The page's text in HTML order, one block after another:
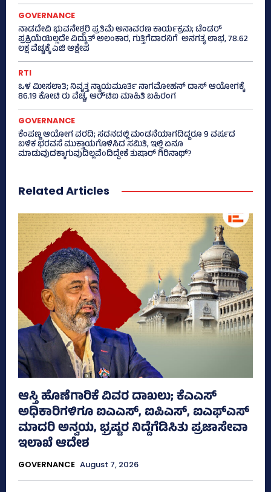
GOVERNANCE
ನಾಡದೇವಿ ಭುವನೇಶ್ವರಿ ಪ್ರತಿಮೆ ಅನಾವರಣ ಕಾರ್ಯಕ್ರಮ; ಟೆಂಡರ್
ಪ್ರಕ್ರಿಯೆಯಿಲ್ಲದೇ ವಿದ್ಯುತ್‌ ಅಲಂಕಾರ, ಗುತ್ತಿಗೆದಾರನಿಗೆ ಅನಗತ್ಯ ಲಾಭ, 78.62
ಲಕ್ಷ ವೆಚ್ಚಕ್ಕೆ ಎಜಿ ಆಕ್ಷೇಪ
RTI
ಒಳ ಮೀಸಲಾತಿ; ನಿವೃತ್ತ ನ್ಯಾಯಮೂರ್ತಿ ನಾಗಮೋಹನ್ ದಾಸ್ ಆಯೋಗಕ್ಕೆ
86.19 ಕೋಟಿ ರು ವೆಚ್ಚ, ಆರ್‍‌ಟಿಐ ಮಾಹಿತಿ ಬಹಿರಂಗ
GOVERNANCE
ಕೆಂಪಣ್ಣ ಆಯೋಗ ವರದಿ; ಸದನದಲ್ಲಿ ಮಂಡನೆಯಾಗದಿದ್ದರೂ 9 ವರ್ಷದ
ಬಳಿಕ ಭರವಸೆ ಮುಕ್ತಾಯಗೊಳಿಸಿದ ಸಮಿತಿ, ಇಲ್ಲಿ ಏನೂ
ಮಾಡುವುದಕ್ಕಾಗುವುದಿಲ್ಲವೆಂದಿದ್ದೇಕೆ ತುಷಾರ್ ಗಿರಿನಾಥ್?
Related Articles
ಆಸ್ತಿ ಹೊಣೆಗಾರಿಕೆ ವಿವರ ದಾಖಲು; ಕೆಎಎಸ್
ಅಧಿಕಾರಿಗಳಿಗೂ ಐಎಎಸ್‌, ಐಪಿಎಸ್‌, ಐಎಫ್‌ಎಸ್‌
ಮಾದರಿ ಅನ್ವಯ, ಭ್ರಷ್ಟರ ನಿದ್ದೆಗೆಡಿಸಿತು ಪ್ರಜಾಸೇವಾ
ಇಲಾಖೆ ಆದೇಶ
GOVERNANCE August 7, 2026